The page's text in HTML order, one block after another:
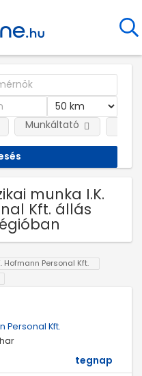
Munkáltató
munka I.K.
Kft. állás
Hofmann Personal Kft.
Personal Kft.
tegnap